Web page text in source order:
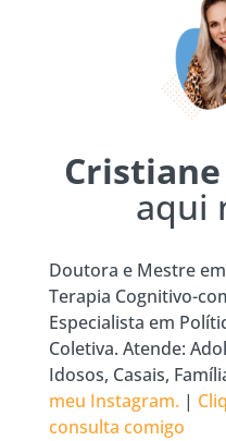
aqui
Doutora e Mestre
Terapia Cognitivo-
Especialista em
Coletiva. Atende:
Idosos, Casais,
meu Instagram. |
consulta comigo